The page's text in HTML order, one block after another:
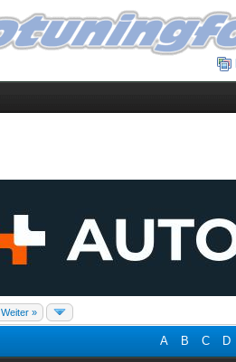
Weiter »
A B C D